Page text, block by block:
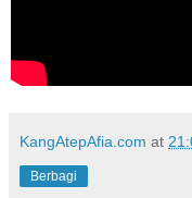
KangAtepAfia.com at
Berbagi